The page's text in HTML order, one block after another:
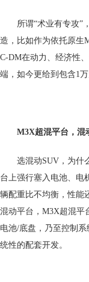
所谓“术业有专攻”
造，比如作为依托原生
C-DM在动力、经济性
端，如今更给到包含1
M3X超混平台，混
选混动SUV，为什
台上强行塞入电池、电
辆配重比不均衡，性能
混动平台，M3X超混平
电池/底盘，乃至控制
统性的配套开发。